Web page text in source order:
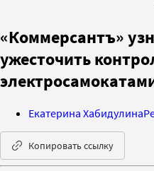
«Коммерсантъ»
ужесточить
Екатерина Хабидулина
Копировать ссылку